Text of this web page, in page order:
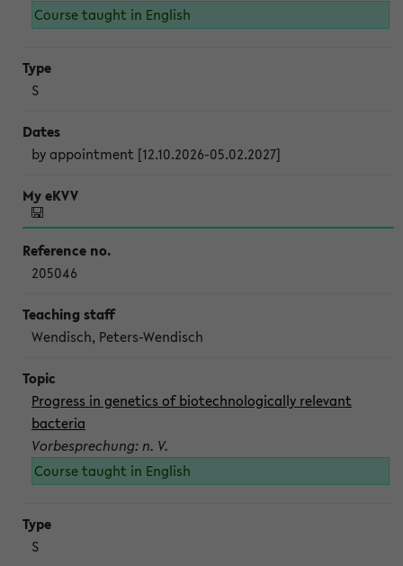
Course taught in English
S
by appointment [12.10.2026-05.02.2027]
205046
Wendisch, Peters-Wendisch
Progress in genetics of biotechnologically relevant
bacteria
Vorbesprechung: n. V.
Course taught in English
S